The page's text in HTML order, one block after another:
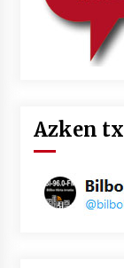
Azken